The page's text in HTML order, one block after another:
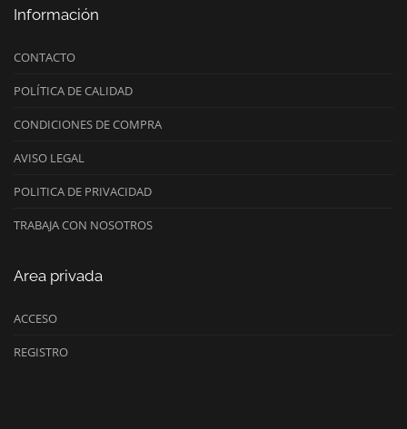
Información
CONTACTO
POLÍTICA DE CALIDAD
CONDICIONES DE COMPRA
AVISO LEGAL
POLITICA DE PRIVACIDAD
TRABAJA CON NOSOTROS
Area privada
ACCESO
REGISTRO